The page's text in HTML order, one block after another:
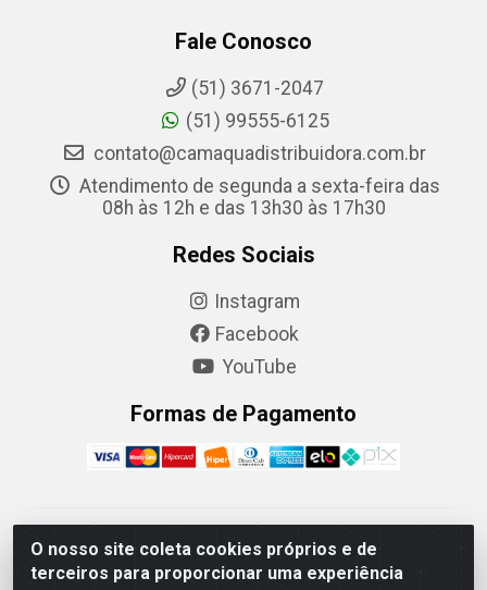
O nosso site coleta cookies próprios e de
terceiros para proporcionar uma experiência
Fale Conosco
(51) 3671-2047
(51) 99555-6125
contato@camaquadistribuidora.com.br
Atendimento de segunda a sexta-feira das
08h às 12h e das 13h30 às 17h30
Redes Sociais
Instagram
Facebook
YouTube
Formas de Pagamento
Camaquã Distribuidora Ltda - Avenida Conego Luiz W
Hanquet, 1001 - Parque Residencial do Arroio Duro,